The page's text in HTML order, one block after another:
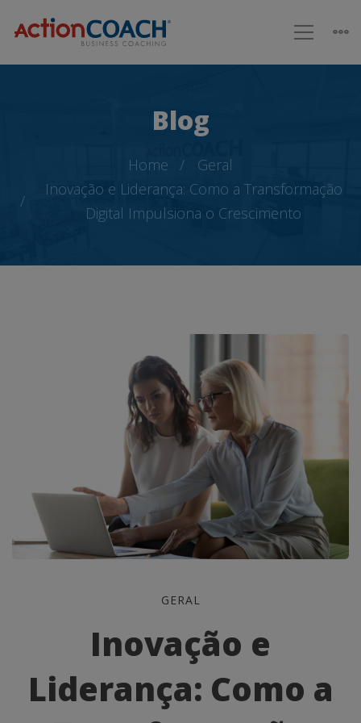
Blog
Home
Geral
Inovação e Liderança: Como a Transformação
Digital Impulsiona o Crescimento
Liderança:
Como
GERAL
Inovação e
Liderança: Como a